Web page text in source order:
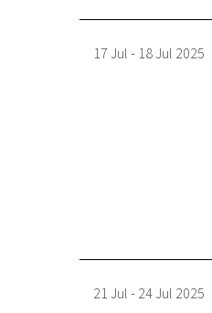
17 Jul - 18 Jul 2025
21 Jul - 24 Jul 2025